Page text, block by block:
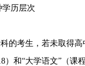
历层次
考生，若未取得高
）和“大学语文”（课